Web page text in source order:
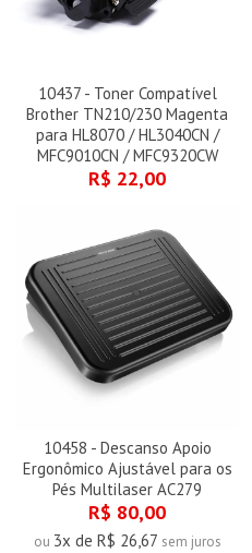
10437 - Toner Compatível
Brother TN210/230 Magenta
para HL8070 / HL3040CN /
MFC9010CN / MFC9320CW
R$ 22,00
10458 - Descanso Apoio
Ergonômico Ajustável para os
Pés Multilaser AC279
R$ 80,00
ou 3x de R$ 26,67 sem juros